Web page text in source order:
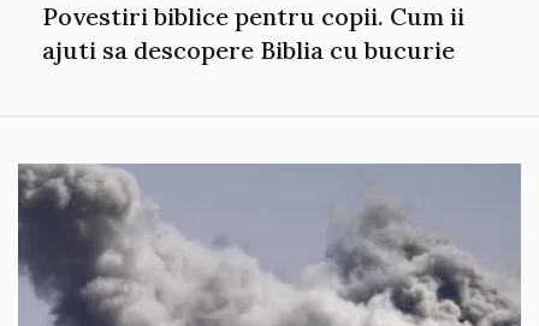
Povestiri biblice pentru copii. Cum ii
ajuti sa descopere Biblia cu bucurie